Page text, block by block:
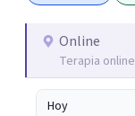
Online
Terapia online
Hoy